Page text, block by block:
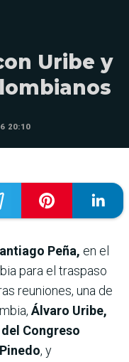
Uribe y
20:10
Peña, en el
para el traspaso
reuniones, una de
Álvaro Uribe,
Congreso
, y